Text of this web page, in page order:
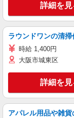
詳細を見
ラウンドワンの清掃
時給 1,400円
大阪市城東区
詳細を見
アパレル用品や雑